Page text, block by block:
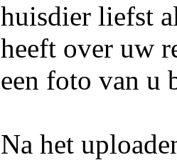
huisdier liefst
heeft over uw
een foto van u
Na het